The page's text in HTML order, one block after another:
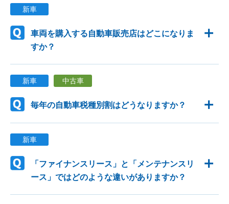
新車
車両を購入する自動車販売店はどこになりま
すか？
新車 中古車
毎年の自動車税種別割はどうなりますか？
新車
「ファイナンスリース」と「メンテナンスリ
ース」ではどのような違いがありますか？